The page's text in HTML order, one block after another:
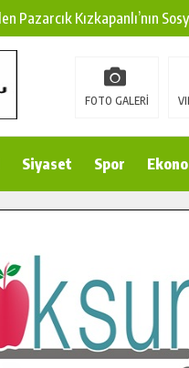
Pazarcık Kızkapanlı’nın
Pazarcık Kırsalına Modern
Uluslararası Başarı:
Maraş Kampında Yeni
Komutanı Karakaya’dan
Köprüsünde Sona Doğru.
FOTO GALERİ
Siyaset Spor